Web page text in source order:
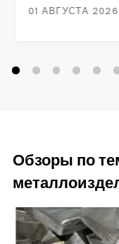
01 АВГУСТА 2026
Обзоры по